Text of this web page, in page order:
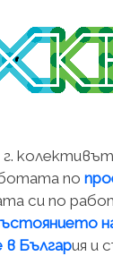
г.
по
си по
в България и